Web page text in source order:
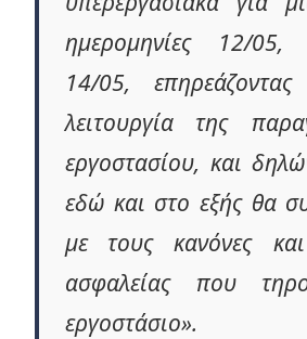
ημερομηνίες 12/
14/05,
λειτουργία της
εργοστασίου, και
εδώ και στο εξής θα
με τους κανόνες
ασφαλείας που
εργοστάσιο».